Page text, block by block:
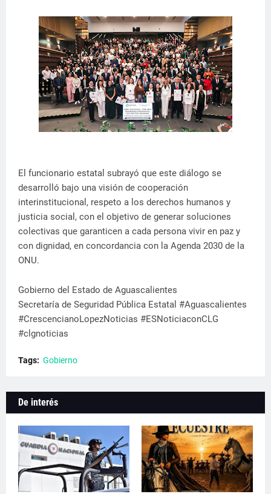
El funcionario estatal subrayó que este diálogo se
desarrolló bajo una visión de cooperación
interinstitucional, respeto a los derechos humanos y
justicia social, con el objetivo de generar soluciones
colectivas que garanticen a cada persona vivir en paz y
con dignidad, en concordancia con la Agenda 2030 de la
ONU.
Gobierno del Estado de Aguascalientes
Secretaría de Seguridad Pública Estatal #Aguascalientes
#CrescencianoLopezNoticias #ESNoticiaconCLG
#clgnoticias
Tags: Gobierno
De interés